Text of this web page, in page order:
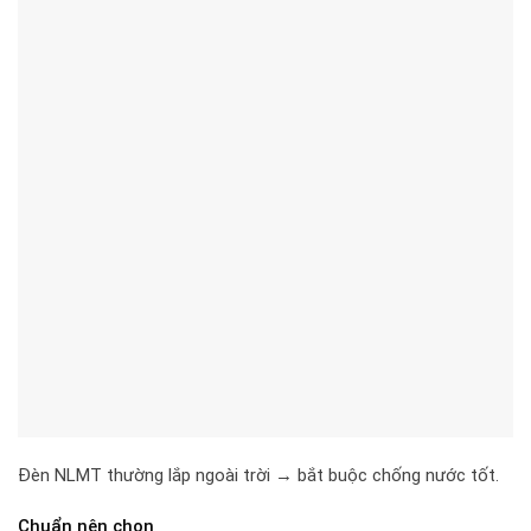
Đèn NLMT thường lắp ngoài trời → bắt buộc chống nước tốt.